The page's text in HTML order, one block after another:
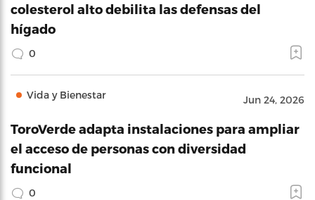
colesterol alto debilita las defensas del
hígado
0
Vida y Bienestar Jun 24, 2026
ToroVerde adapta instalaciones para ampliar
el acceso de personas con diversidad
funcional
0